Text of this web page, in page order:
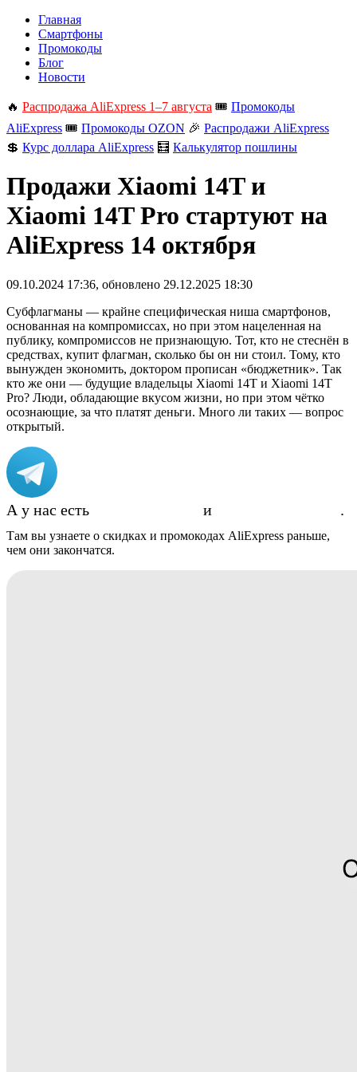
Главная
Смартфоны
Промокоды
Блог
Новости
🔥 Распродажа AliExpress 1–7 августа 🎟️ Промокоды
AliExpress 🎟️ Промокоды OZON 🎉 Распродажи AliExpress
💲 Курс доллара AliExpress 🧮 Калькулятор пошлины
Продажи Xiaomi 14T и
Xiaomi 14T Pro стартуют на
AliExpress 14 октября
09.10.2024 17:36, обновлено 29.12.2025 18:30
Субфлагманы — крайне специфическая ниша смартфонов,
основанная на компромиссах, но при этом нацеленная на
публику, компромиссов не признающую. Тот, кто не стеснён в
средствах, купит флагман, сколько бы он ни стоил. Тому, кто
вынужден экономить, доктором прописан «бюджетник». Так
кто же они — будущие владельцы Xiaomi 14T и Xiaomi 14T
Pro? Люди, обладающие вкусом жизни, но при этом чётко
осознающие, за что платят деньги. Много ли таких — вопрос
открытый.
А у нас есть и .
Там вы узнаете о скидках и промокодах AliExpress раньше,
чем они закончатся.